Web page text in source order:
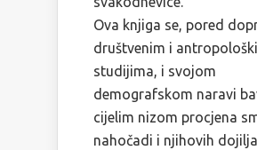
Ova knjiga se, pored
društvenim i
studijima, i svojom
demografskom naravi
cijelim nizom procjena
nahočadi i njihovih